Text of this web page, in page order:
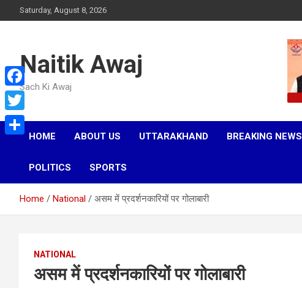
to
Saturday, August 8, 2026
Naitik Awaj
Sach Ki Awaj
HOME ABOUT US UTTARAKHAND BREAKING NEWS
POLITICS SPORTS
Home National असम में प्रदर्शनकारियों पर गोलाबारी
NATIONAL
असम में प्रदर्शनकारियों पर गोलाबारी
F
a
c
o
T
e
a